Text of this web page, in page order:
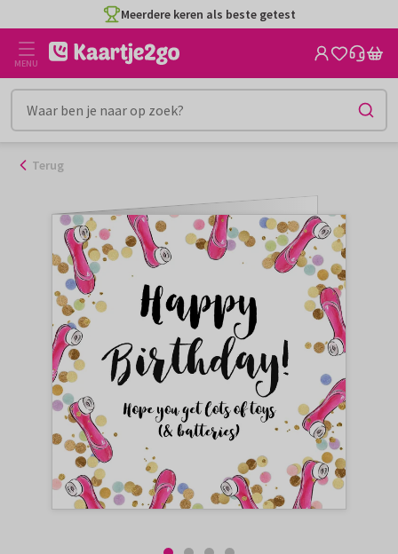
naar
inhoud
Meerdere keren als beste getest
MENU
Terug